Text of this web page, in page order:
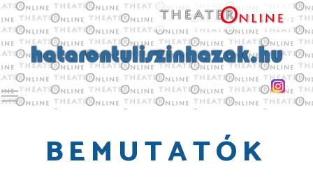
Toggle main menu visibility
BEMUTATÓK